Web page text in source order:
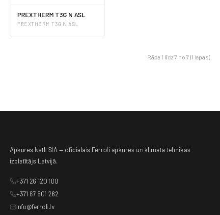
PREXTHERM T3G N ASL
PREXTHERM T3G N ASL
Rāda 1 līdz 7 no 7 (1 lapas)
Apkures katli SIA — oficiālais Ferroli apkures un klimata tehnikas
izplatītājs Latvijā.
+371 26 120 100
+371 67 501 262
info@ferroli.lv